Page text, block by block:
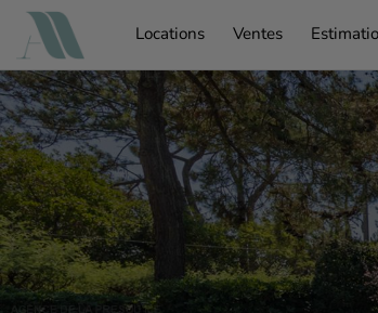
Passer
contenu
Locations Ventes